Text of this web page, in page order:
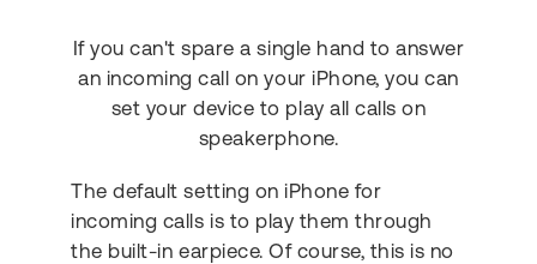
If you can't spare a single hand to answer
an incoming call on your iPhone, you can
set your device to play all calls on
speakerphone.
The default setting on iPhone for
incoming calls is to play them through
the built-in earpiece. Of course, this is no